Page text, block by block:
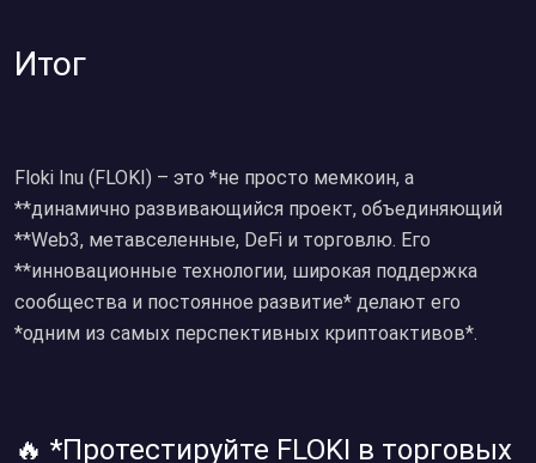
Итог
Floki Inu (FLOKI) – это *не просто мемкоин, а
**динамично развивающийся проект, объединяющий
**Web3, метавселенные, DeFi и торговлю. Его
**инновационные технологии, широкая поддержка
сообщества и постоянное развитие* делают его
*одним из самых перспективных криптоактивов*.
🔥 *Протестируйте FLOKI в торговых